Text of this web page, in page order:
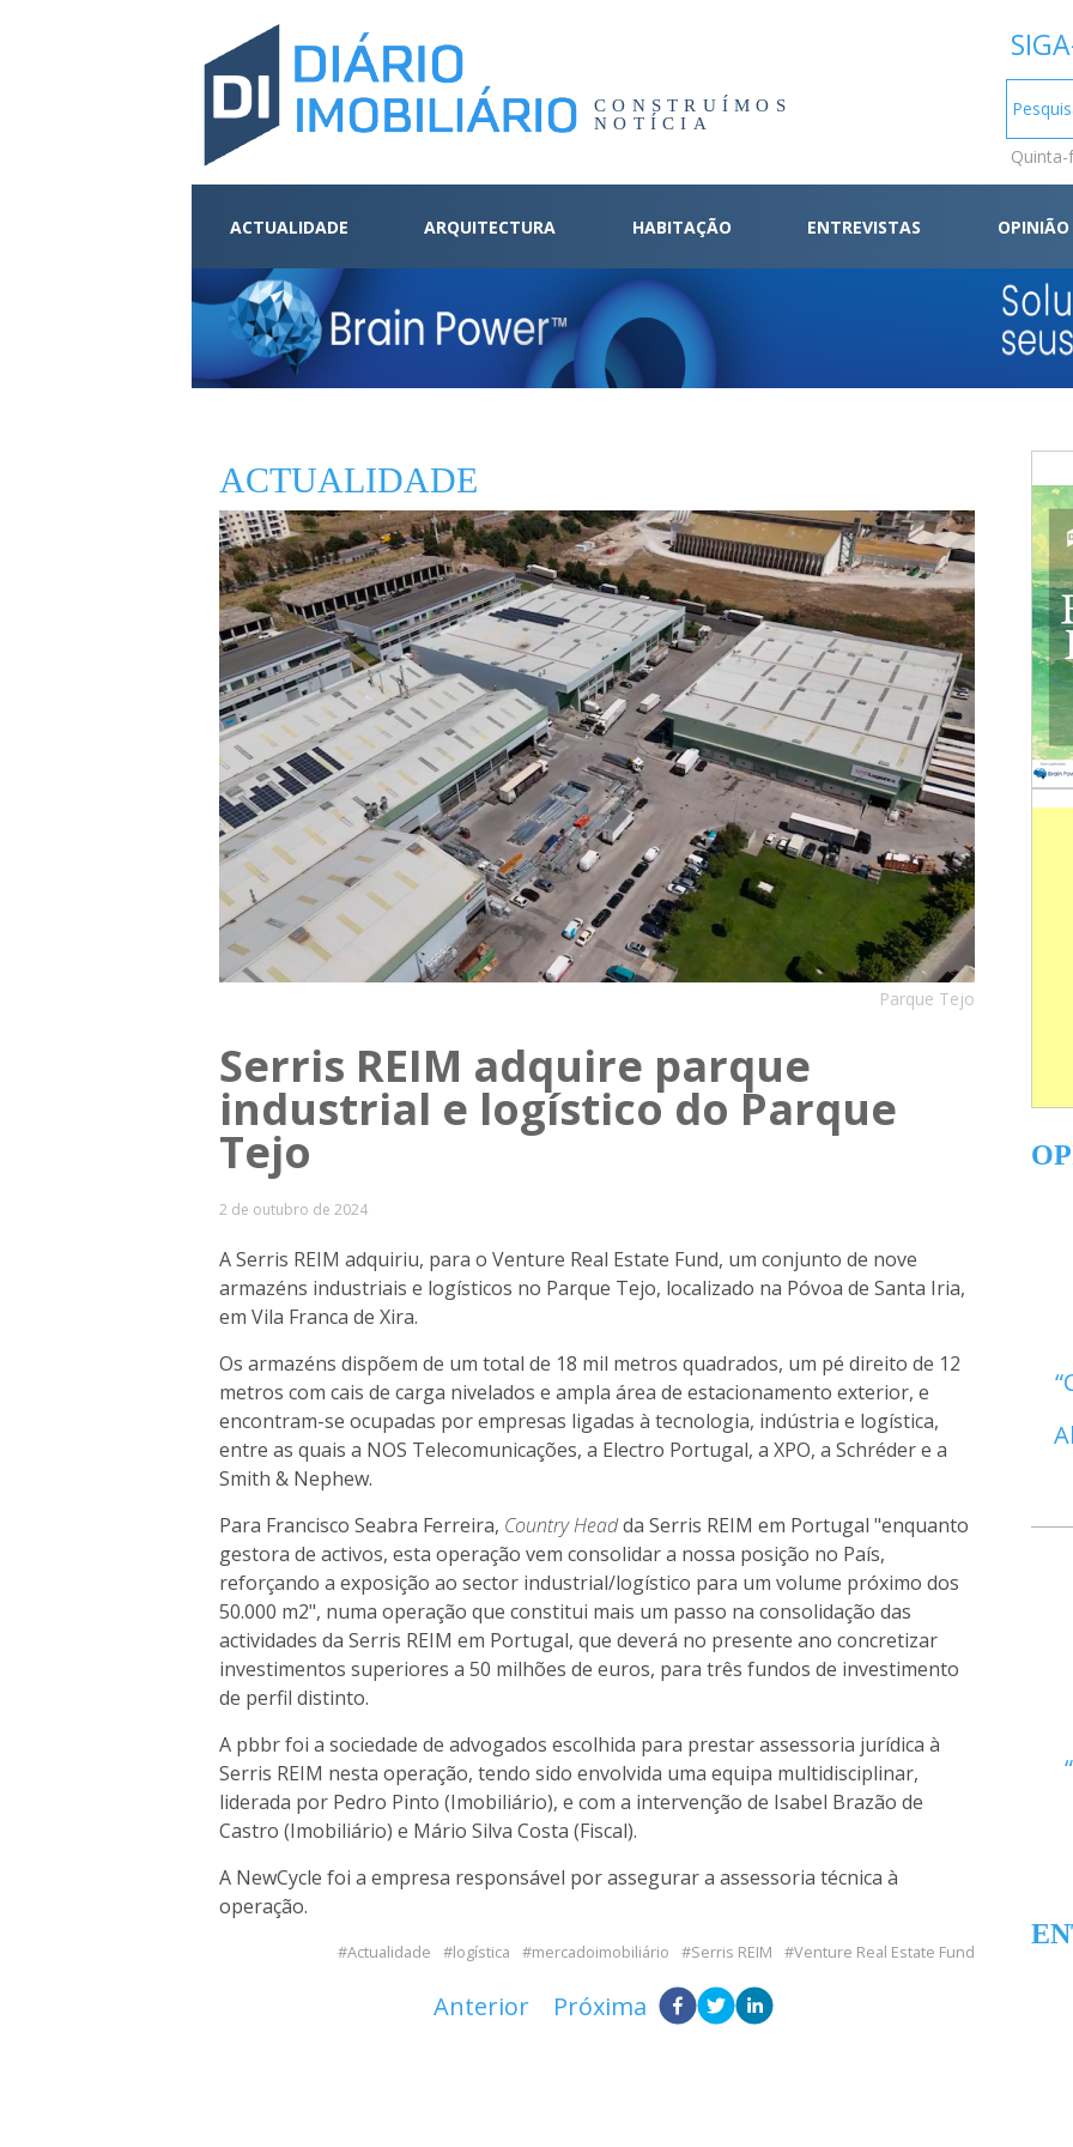
CONSTRUÍMOS
NOTÍCIA
ACTUALIDADE ARQUITECTURA HABITAÇÃO ENTREVISTAS OPINIÃO
ACTUALIDADE
Parque Tejo
Serris REIM adquire parque
industrial e logístico do Parque
Tejo
2 de outubro de 2024
A Serris REIM adquiriu, para o Venture Real Estate Fund, um conjunto de nove
armazéns industriais e logísticos no Parque Tejo, localizado na Póvoa de Santa Iria,
em Vila Franca de Xira.
Os armazéns dispõem de um total de 18 mil metros quadrados, um pé direito de 12
metros com cais de carga nivelados e ampla área de estacionamento exterior, e
encontram-se ocupadas por empresas ligadas à tecnologia, indústria e logística,
entre as quais a NOS Telecomunicações, a Electro Portugal, a XPO, a Schréder e a
Smith & Nephew.
Para Francisco Seabra Ferreira, Country Headda Serris REIM em Portugal "enquanto
gestora de activos, esta operação vem consolidar a nossa posição no País,
reforçando a exposição ao sector industrial/logístico para um volume próximo dos
50.000 m2", numa operação que constitui mais um passo na consolidação das
actividades da Serris REIM em Portugal, que deverá no presente ano concretizar
investimentos superiores a 50 milhões de euros, para três fundos de investimento
de perfil distinto.
A pbbr foi a sociedade de advogados escolhida para prestar assessoria jurídica à
Serris REIM nesta operação, tendo sido envolvida uma equipa multidisciplinar,
liderada por Pedro Pinto (Imobiliário), e com a intervenção de Isabel Brazão de
Castro (Imobiliário) e Mário Silva Costa (Fiscal).
A NewCycle foi a empresa responsável por assegurar a assessoria técnica à
operação.
Actualidade logística mercadoimobiliário Serris REIM Venture Real Estate Fund
Anterior Próxima